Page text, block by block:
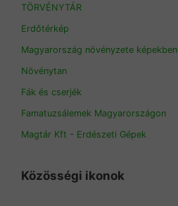
TÖRVÉNYTÁR
Erdőtérkép
Magyarország növényzete képekben
Növénytan
Fák és cserjék
Famatuzsálemek Magyarországon
Magtár Kft - Erdészeti Gépek
Közösségi ikonok